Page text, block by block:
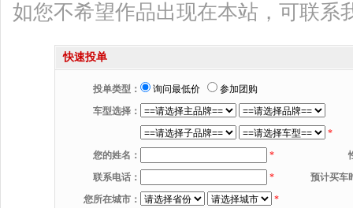
如您不希望作品出现在本站，可联系
快速投单
投单类型： 询问最低价
参加团购
车型选择：
*
您的姓名：
*
联系电话：
*
预计买车
您所在城市：
*